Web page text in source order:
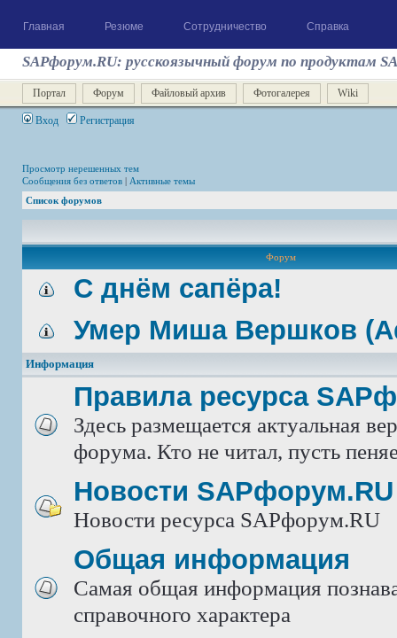
Главная Резюме Сотрудничество Справка
SAPфорум.RU: русскоязычный форум по продуктам
Портал Форум Файловый архив Фотогалерея Wiki
Вход Регистрация
Просмотр нерешенных тем
Сообщения без ответов | Активные темы
Список форумов
Форум
С днём сапёра!
Умер Миша Вершков
Информация
Правила ресурса
Здесь размещается актуальная
форума. Кто не читал, пусть
Новости SAPфорум.RU
Новости ресурса SAPфорум.RU
Общая информация
Самая общая информация
справочного характера